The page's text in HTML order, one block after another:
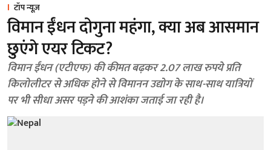
टॉप न्यूज़
विमान ईंधन दोगुना महंगा, क्या अब आसमान
छुएंगे एयर टिकट?
विमान ईंधन (एटीएफ) की कीमत बढ़कर 2.07 लाख रुपये प्रति
किलोलीटर से अधिक होने से विमानन उद्योग के साथ-साथ यात्रियों
पर भी सीधा असर पड़ने की आशंका जताई जा रही है।